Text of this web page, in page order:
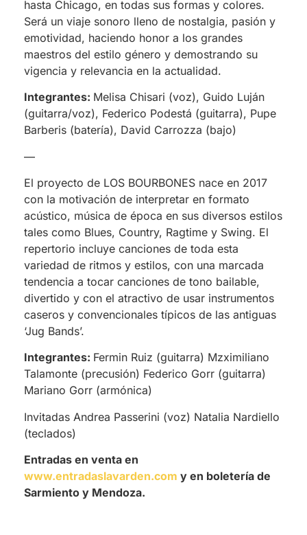
hasta Chicago, en todas sus formas y colores.
Será un viaje sonoro lleno de nostalgia, pasión y
emotividad, haciendo honor a los grandes
maestros del estilo género y demostrando su
vigencia y relevancia en la actualidad.
Integrantes: Melisa Chisari (voz), Guido Luján
(guitarra/voz), Federico Podestá (guitarra), Pupe
Barberis (batería), David Carrozza (bajo)
—
El proyecto de LOS BOURBONES nace en 2017
con la motivación de interpretar en formato
acústico, música de época en sus diversos estilos
tales como Blues, Country, Ragtime y Swing. El
repertorio incluye canciones de toda esta
variedad de ritmos y estilos, con una marcada
tendencia a tocar canciones de tono bailable,
divertido y con el atractivo de usar instrumentos
caseros y convencionales típicos de las antiguas
‘Jug Bands’.
Integrantes: Fermin Ruiz (guitarra) Mzximiliano
Talamonte (precusión) Federico Gorr (guitarra)
Mariano Gorr (armónica)
Invitadas Andrea Passerini (voz) Natalia Nardiello
(teclados)
Entradas en venta en
www.entradaslavarden.com y en boletería de
Sarmiento y Mendoza.